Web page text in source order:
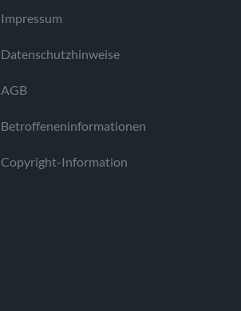
Impressum
Datenschutzhinweise
AGB
Betroffeneninformationen
Copyright-Information